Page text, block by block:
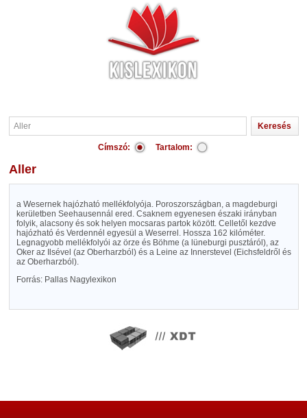
Címszó: Tartalom:
Aller
a Wesernek hajózható mellékfolyója. Poroszországban, a magdeburgi
kerületben Seehausennál ered. Csaknem egyenesen északi irányban
folyik, alacsony és sok helyen mocsaras partok között. Celletől kezdve
hajózható és Verdennél egyesül a Weserrel. Hossza 162 kilóméter.
Legnagyobb mellékfolyói az örze és Böhme (a lüneburgi pusztáról), az
Oker az Ilsével (az Oberharzból) és a Leine az Innerstevel (Eichsfeldről és
az Oberharzból).
Forrás: Pallas Nagylexikon